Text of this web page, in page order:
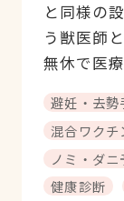
と同様の
う獣医師
無休で医
避妊・去勢
混合ワクチ
ノミ・ダニ
健康診断